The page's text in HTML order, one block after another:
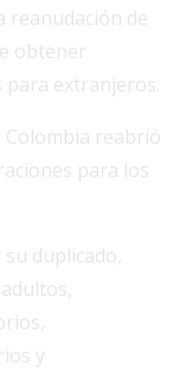
reanudación de
obtener
para extranjeros.
Colombia reabrió
para los
duplicado,
y